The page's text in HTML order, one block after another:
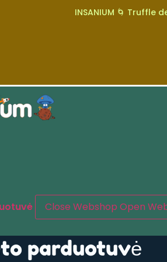
INSANIUM 🌀 Truffle
Close Webshop Open
parduotuvė